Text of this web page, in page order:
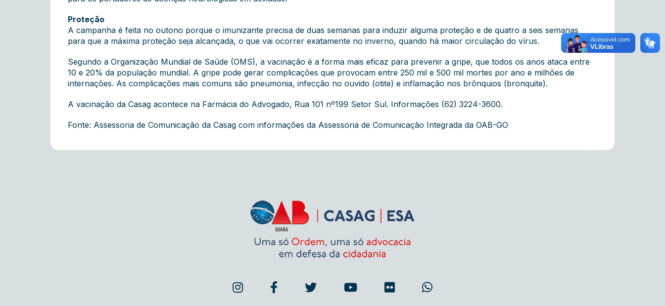
Proteção
A campanha é feita no outono porque o imunizante precisa de duas semanas para induzir alguma proteção e de quatro a seis semanas
para que a máxima proteção seja alcançada, o que vai ocorrer exatamente no inverno, quando há maior circulação do vírus.
Segundo a Organização Mundial de Saúde (OMS), a vacinação é a forma mais eficaz para prevenir a gripe, que todos os anos ataca entre
10 e 20% da população mundial. A gripe pode gerar complicações que provocam entre 250 mil e 500 mil mortes por ano e milhões de
internações. As complicações mais comuns são pneumonia, infecção no ouvido (otite) e inflamação nos brônquios (bronquite).
A vacinação da Casag acontece na Farmácia do Advogado, Rua 101 nº199 Setor Sul. Informações (62) 3224-3600.
Fonte: Assessoria de Comunicação da Casag com informações da Assessoria de Comunicação Integrada da OAB-GO